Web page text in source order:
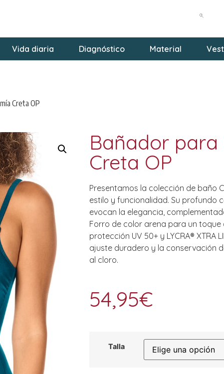
Vida diaria Diagnóstico Material
Creta OP
Bañador
Creta OP
Presentamos la colección de baño
estilo y funcionalidad. Su profundo
evocan la elegancia,
Forro de color arena para un
protección UV 50+ y LYCRA®
ajuste duradero y la conservación
al cloro.
54,95€
Talla